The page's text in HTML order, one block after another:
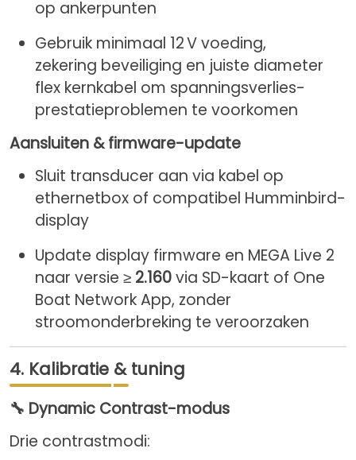
op ankerpunten
Gebruik minimaal 12 V voeding,
zekering beveiliging en juiste diameter
flex kernkabel om spanningsverlies-
prestatieproblemen te voorkomen
Aansluiten & firmware-update
Sluit transducer aan via kabel op
ethernetbox of compatibel Humminbird-
display
Update display firmware en MEGA Live 2
naar versie ≥ 2.160via SD-kaart of One
Boat Network App, zonder
stroomonderbreking te veroorzaken
4. Kalibratie & tuning
🔧 Dynamic Contrast-modus
Drie contrastmodi: